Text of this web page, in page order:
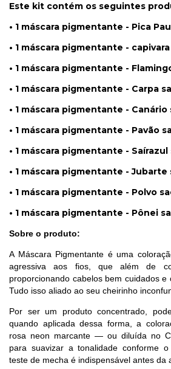
Este kit contém os seguintes
• 1 máscara pigmentante - Pica
• 1 máscara pigmentante - capivara
• 1 máscara pigmentante -
• 1 máscara pigmentante - Carpa
• 1 máscara pigmentante - Canário
• 1 máscara pigmentante - Pavão
• 1 máscara pigmentante - Saírazul
• 1 máscara pigmentante - Jubarte
• 1 máscara pigmentante - Polvo
• 1 máscara pigmentante - Pônei
Sobre o produto:
A Máscara Pigmentante é uma
agressiva aos fios, que além de
proporcionando cabelos bem cuidados
Tudo isso aliado ao seu cheirinho
Por ser um produto concentrado,
quando aplicada dessa forma, a
rosa neon marcante — ou diluída no
para suavizar a tonalidade conforme
teste de mecha é indispensável antes da